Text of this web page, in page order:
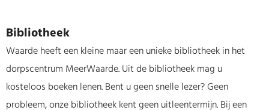
Bibliotheek
Waarde heeft een kleine maar een unieke bibliotheek in het
dorpscentrum MeerWaarde. Uit de bibliotheek mag u
kosteloos boeken lenen. Bent u geen snelle lezer? Geen
probleem, onze bibliotheek kent geen uitleentermijn. Bij een